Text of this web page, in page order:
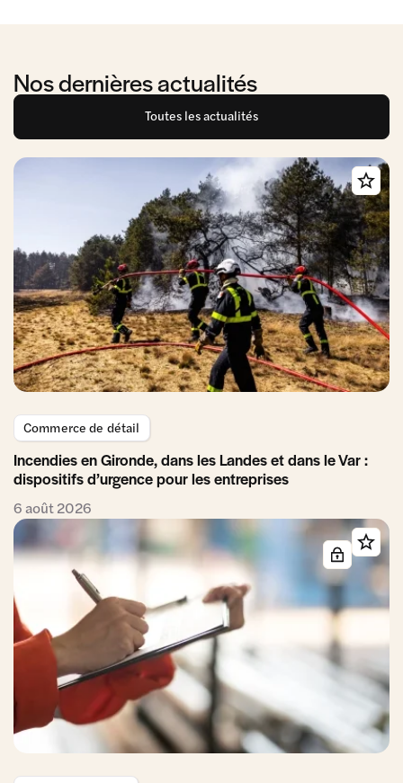
Nos dernières actualités
Toutes les actualités
Commerce de détail
Incendies en Gironde, dans les Landes et dans le Var :
dispositifs d’urgence pour les entreprises
6 août 2026